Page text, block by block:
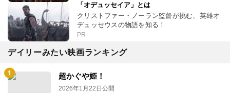
「オデュッセイア」とは
クリストファー・ノーラン監督が挑む、英雄オ
デュッセウスの物語を知る！
PR
デイリーみたい映画ランキング
超かぐや姫！
2026年1月22日公開